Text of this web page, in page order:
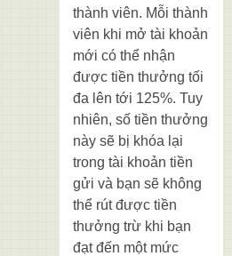
thành viên. Mỗi thành
viên khi mở tài khoản
mới có thể nhận
được tiền thưởng tối
đa lên tới 125%. Tuy
nhiên, số tiền thưởng
này sẽ bị khóa lại
trong tài khoản tiền
gửi và bạn sẽ không
thể rút được tiền
thưởng trừ khi bạn
đạt đến một mức